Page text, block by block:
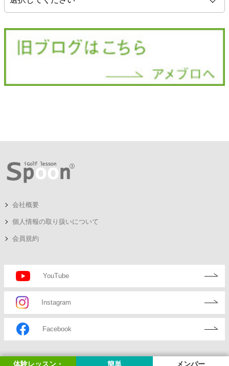
体験レッスン・ 簡単 メンバー
会社概要
個人情報の取り扱いについて
会員規約
YouTube
Instagram
Facebook